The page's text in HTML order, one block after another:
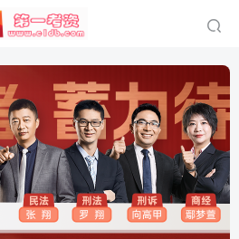
重要通知：因网站调整，现已经关闭手机号登录，请手机注册用户及时添加客服微信（微信号：dykz180），客服会协助将登陆方式更改为邮箱登录！